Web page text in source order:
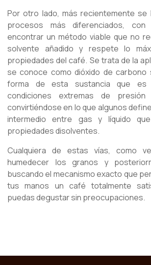
Por otro lado, más recientemente se
procesos más diferenciados,
encontrar un método viable que no
solvente añadido y respete lo
propiedades del café. Se trata de la
se conoce como dióxido de carbono
forma de esta sustancia que es
condiciones extremas de presión
convirtiéndose en lo que algunos
intermedio entre gas y líquido
propiedades disolventes.
Cualquiera de estas vías, como
humedecer los granos y
buscando el mecanismo exacto que
tus manos un café totalmente
puedas degustar sin preocupaciones.